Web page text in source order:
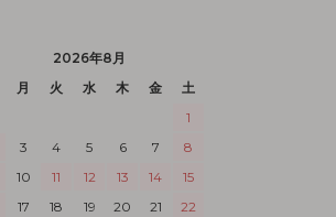
2026年8月
月 火 水 木 金
土
1
3 4 5 6 7
8
10 11 12 13 14
15
17 18 19 20 21
22